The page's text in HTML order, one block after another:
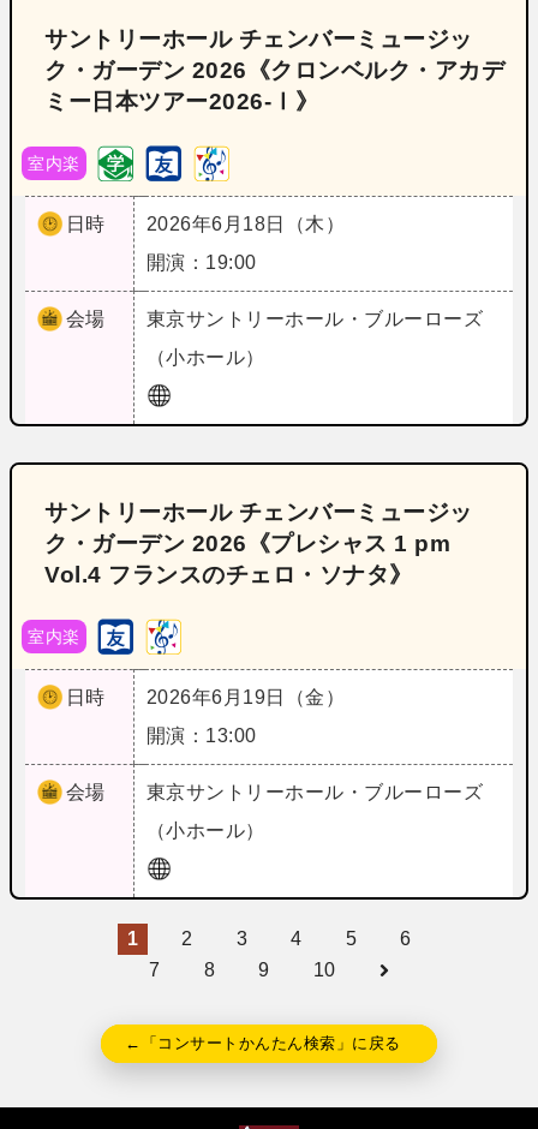
サントリーホール チェンバーミュージッ
ク・ガーデン 2026《クロンベルク・アカデ
ミー日本ツアー2026-Ⅰ》
室内楽
日時
2026年6月18日（木）
開演：19:00
会場 東京サントリーホール・ブルーローズ
（小ホール）
サントリーホール チェンバーミュージッ
ク・ガーデン 2026《プレシャス 1 pm
Vol.4 フランスのチェロ・ソナタ》
室内楽
日時
2026年6月19日（金）
開演：13:00
会場 東京サントリーホール・ブルーローズ
（小ホール）
1 2 3 4 5
6
7
8 9 10
←「コンサートかんたん検索」に戻る